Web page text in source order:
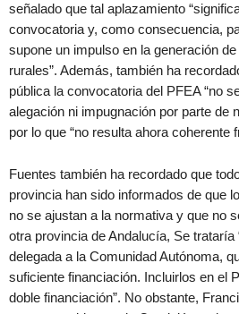
señalado que tal aplazamiento
convocatoria y, como consecuencia,
supone un impulso en la generación
rurales”. Además, también ha
pública la convocatoria del PFEA “no
alegación ni impugnación por parte de
por lo que “no resulta ahora coherente
Fuentes también ha recordado que
provincia han sido informados de que
no se ajustan a la normativa y que no
otra provincia de Andalucía, Se trataría
delegada a la Comunidad Autónoma,
suficiente financiación. Incluirlos en el
doble financiación”. No obstante,